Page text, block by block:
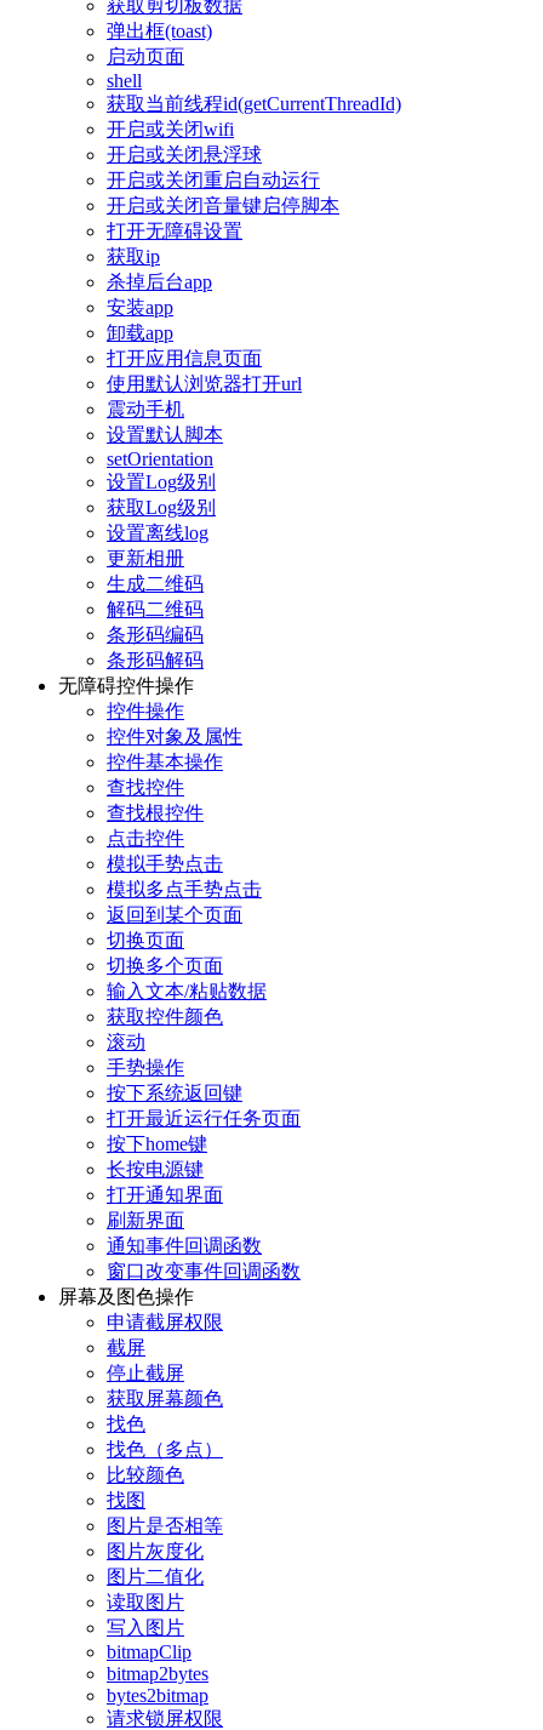
获取剪切板数据
弹出框(toast)
启动页面
shell
获取当前线程id(getCurrentThreadId)
开启或关闭wifi
开启或关闭悬浮球
开启或关闭重启自动运行
开启或关闭音量键启停脚本
打开无障碍设置
获取ip
杀掉后台app
安装app
卸载app
打开应用信息页面
使用默认浏览器打开url
震动手机
设置默认脚本
setOrientation
设置Log级别
获取Log级别
设置离线log
更新相册
生成二维码
解码二维码
条形码编码
条形码解码
无障碍控件操作
控件操作
控件对象及属性
控件基本操作
查找控件
查找根控件
点击控件
模拟手势点击
模拟多点手势点击
返回到某个页面
切换页面
切换多个页面
输入文本/粘贴数据
获取控件颜色
滚动
手势操作
按下系统返回键
打开最近运行任务页面
按下home键
长按电源键
打开通知界面
刷新界面
通知事件回调函数
窗口改变事件回调函数
屏幕及图色操作
申请截屏权限
截屏
停止截屏
获取屏幕颜色
找色
找色（多点）
比较颜色
找图
图片是否相等
图片灰度化
图片二值化
读取图片
写入图片
bitmapClip
bitmap2bytes
bytes2bitmap
请求锁屏权限